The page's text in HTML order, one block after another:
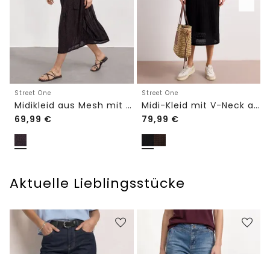
Street One
Midikleid aus Mesh mit Leo-Print
69,99 €
Street One
Midi-Kleid mit V-Neck aus Spitze
79,99 €
Aktuelle Lieblingsstücke